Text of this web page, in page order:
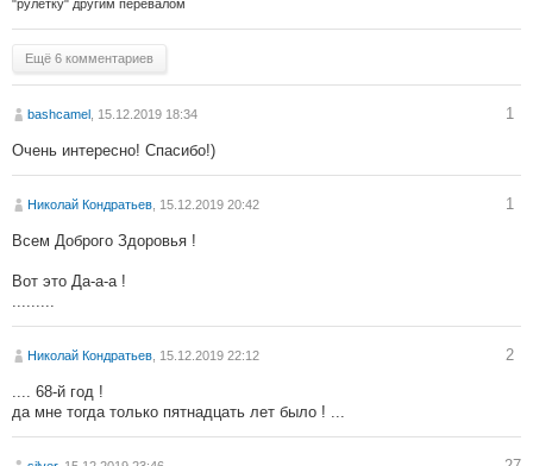
"рулетку" другим перевалом
Ещё 6 комментариев
bashcamel , 15.12.2019 18:34 1
Очень интересно! Спасибо!)
Николай Кондратьев , 15.12.2019 20:42 1
Всем Доброго Здоровья !
Вот это Да-а-а !
.........
Николай Кондратьев , 15.12.2019 22:12 2
.... 68-й год !
да мне тогда только пятнадцать лет было ! ...